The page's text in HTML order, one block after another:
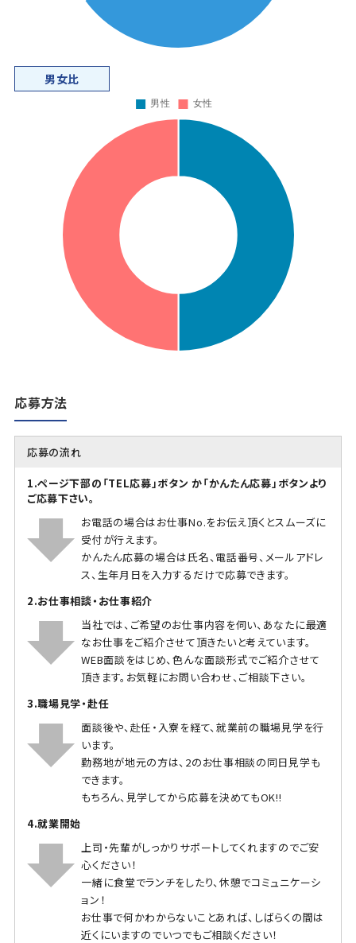
男女比
応募方法
応募の流れ
1.ページ下部の「TEL応募」ボタン か「かんたん応募」ボタンより
ご応募下さい。
お電話の場合はお仕事No.をお伝え頂くとスムーズに
受付が行えます。
かんたん応募の場合は氏名、電話番号、メールアドレ
ス、生年月日を入力するだけで応募できます。
2.お仕事相談・お仕事紹介
当社では、ご希望のお仕事内容を伺い、あなたに最適
なお仕事をご紹介させて頂きたいと考えています。
WEB面談をはじめ、色んな面談形式でご紹介させて
頂きます。お気軽にお問い合わせ、ご相談下さい。
3.職場見学・赴任
面談後や、赴任・入寮を経て、就業前の職場見学を行
います。
勤務地が地元の方は、2のお仕事相談の同日見学も
できます。
もちろん、見学してから応募を決めてもOK!!
4.就業開始
上司・先輩がしっかりサポートしてくれますのでご安
心ください！
一緒に食堂でランチをしたり、休憩でコミュニケーシ
ョン！
お仕事で何かわからないことあれば、しばらくの間は
近くにいますのでいつでもご相談ください！